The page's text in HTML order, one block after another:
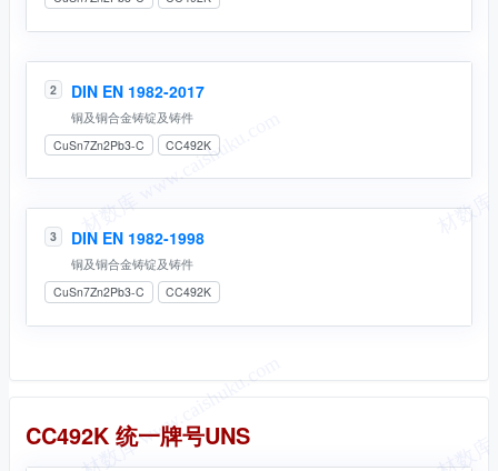
2 DIN EN 1982-2017
铜及铜合金铸锭及铸件
CuSn7Zn2Pb3-C CC492K
3 DIN EN 1982-1998
铜及铜合金铸锭及铸件
CuSn7Zn2Pb3-C CC492K
统一牌号
CC492K 统一牌号UNS